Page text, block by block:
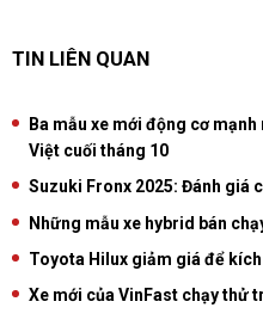
TIN LIÊN QUAN
Ba mẫu xe mới động cơ
Việt cuối tháng 10
Suzuki Fronx 2025: Đánh giá
Những mẫu xe hybrid bán
Toyota Hilux giảm giá để
Xe mới của VinFast chạy thử